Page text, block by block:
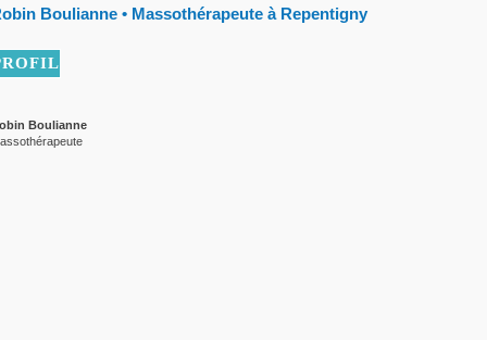
Boulianne • Massothérapeute à Repentigny
Boulianne